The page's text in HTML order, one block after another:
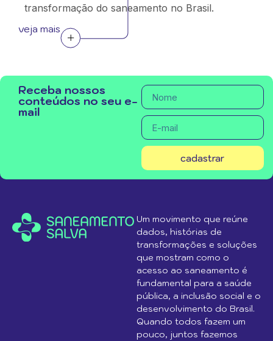
transformação do saneamento no Brasil.
veja mais
Receba nossos
conteúdos no seu e-
mail
cadastrar
Um movimento que reúne
dados, histórias de
transformações e soluções
que mostram como o
acesso ao saneamento é
fundamental para a saúde
pública, a inclusão social e o
desenvolvimento do Brasil.
Quando todos fazem um
pouco, juntos fazemos